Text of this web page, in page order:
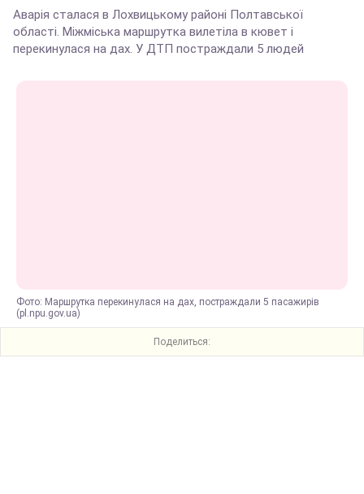
Аварія сталася в Лохвицькому районі Полтавської
області. Міжміська маршрутка вилетіла в кювет і
перекинулася на дах. У ДТП постраждали 5 людей
Фото: Маршрутка перекинулася на дах, постраждали 5 пасажирів
(pl.npu.gov.ua)
Поделиться: